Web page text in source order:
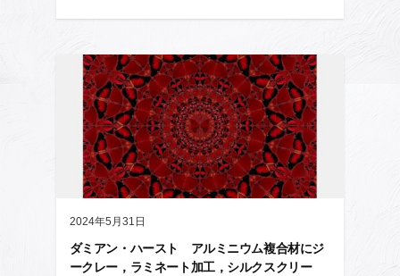
2024年5月31日
ダミアン・ハースト アルミニウム複合材にジ
ークレー，ラミネート加工，シルクスクリー